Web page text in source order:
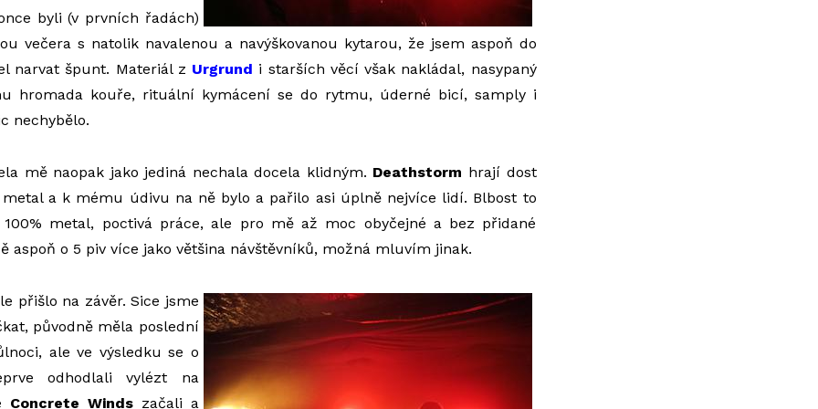
byli (v prvních řadách)
večera s natolik navalenou a navýškovanou kytarou, že jsem aspoň do
narvat špunt. Materiál z Urgrund i starších věcí však nakládal, nasypaný
hromada kouře, rituální kymácení se do rytmu, úderné bicí, samply i
nechybělo.
mě naopak jako jediná nechala docela klidným. Deathstorm hrají dost
a k mému údivu na ně bylo a pařilo asi úplně nejvíce lidí. Blbost to
100% metal, poctivá práce, ale pro mě až moc obyčejné a bez přidané
aspoň o 5 piv více jako většina návštěvníků, možná mluvím jinak.
přišlo na závěr. Sice jsme
původně měla poslední
ale ve výsledku se o
odhodlali vylézt na
Concrete Winds začali a